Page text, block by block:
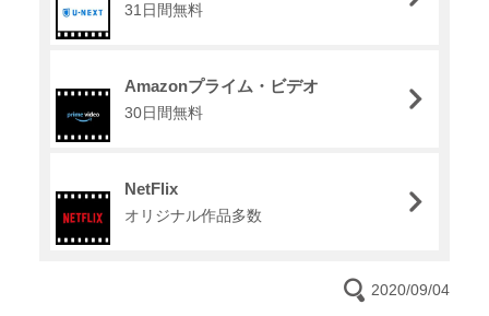
31日間無料
Amazonプライム・ビデオ
30日間無料
NetFlix
オリジナル作品多数
2020/09/04